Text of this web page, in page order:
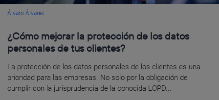
Álvaro Álvarez
¿Cómo mejorar la protección de los datos
personales de tus clientes?
La protección de los datos personales de los clientes es una
prioridad para las empresas. No solo por la obligación de
cumplir con la jurisprudencia de la conocida LOPD...